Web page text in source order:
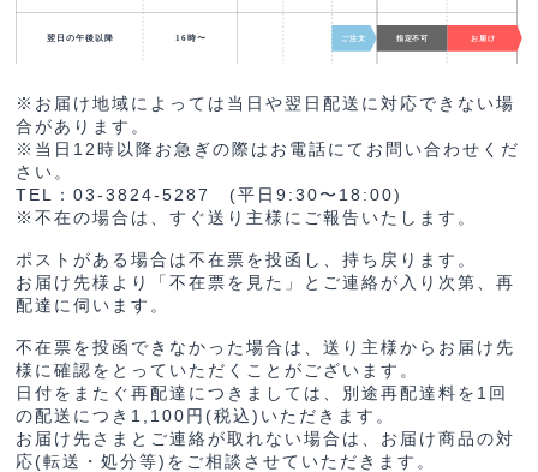
※お届け地域によっては当日や翌日配送に対応できない場
合があります。
※当日12時以降お急ぎの際はお電話にてお問い合わせくだ
さい。
TEL：03-3824-5287 (平日9:30〜18:00)
※不在の場合は、すぐ送り主様にご報告いたします。
ポストがある場合は不在票を投函し、持ち戻ります。
お届け先様より「不在票を見た」とご連絡が入り次第、再
配達に伺います。
不在票を投函できなかった場合は、送り主様からお届け先
様に確認をとっていただくことがございます。
日付をまたぐ再配達につきましては、別途再配達料を1回
の配送につき1,100円(税込)いただきます。
お届け先さまとご連絡が取れない場合は、お届け商品の対
応(転送・処分等)をご相談させていただきます。